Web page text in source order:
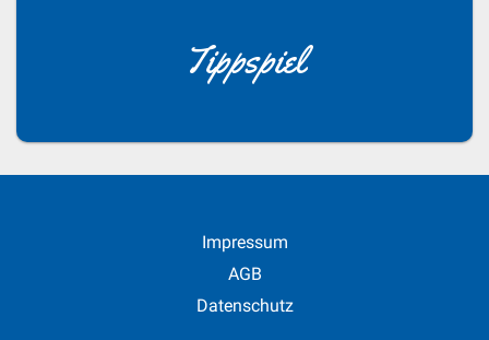
Tippspiel
Impressum
AGB
Datenschutz